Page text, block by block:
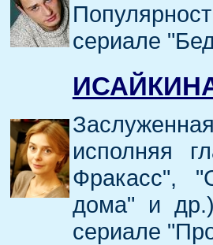
сериале
исполняя
Фракасс",
дома" и
сериале